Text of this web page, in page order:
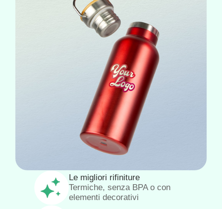
Le migliori rifiniture
Termiche, senza BPA o con
elementi decorativi